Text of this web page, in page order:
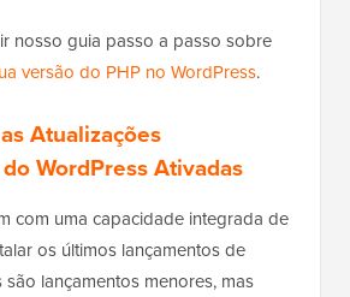
nosso guia passo a passo sobre
versão do PHP no WordPress.
Atualizações
WordPress Ativadas
com uma capacidade integrada de
os últimos lançamentos de
são lançamentos menores, mas